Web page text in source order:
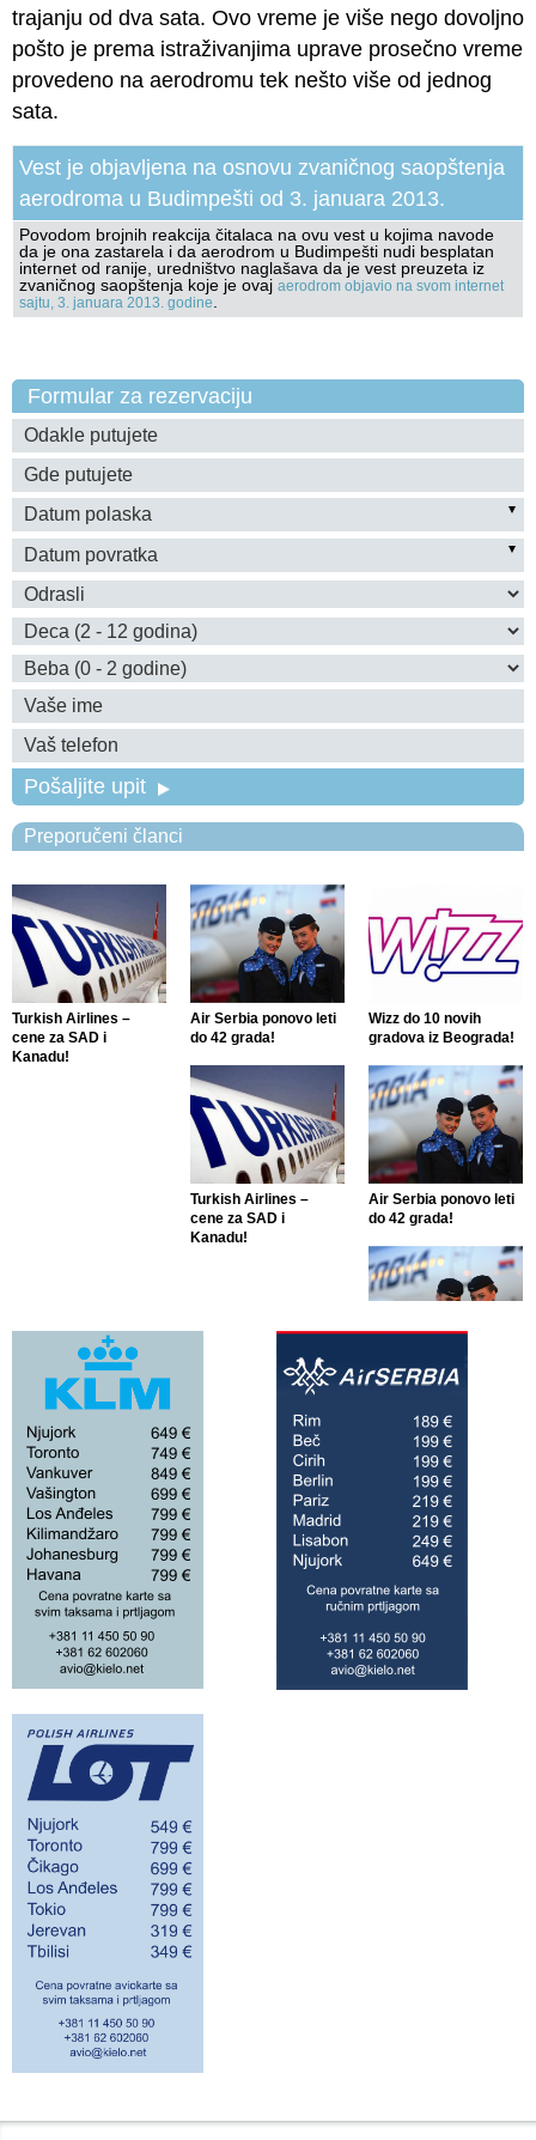
trajanju od dva sata. Ovo vreme je više nego dovoljno
pošto je prema istraživanjima uprave prosečno vreme
provedeno na aerodromu tek nešto više od jednog
sata.
Vest je objavljena na osnovu zvaničnog saopštenja
aerodroma u Budimpešti od 3. januara 2013.
Povodom brojnih reakcija čitalaca na ovu vest u kojima navode
da je ona zastarela i da aerodrom u Budimpešti nudi besplatan
internet od ranije, uredništvo naglašava da je vest preuzeta iz
zvaničnog saopštenja koje je ovaj aerodrom objavio na svom internet
sajtu, 3. januara 2013. godine
Formular za rezervaciju
Pošaljite upit
Preporučeni članci
Turkish Airlines –
cene za SAD i
Kanadu!
Air Serbia ponovo leti
do 42 grada!
Wizz do 10 novih
gradova iz Beograda!
Turkish Airlines –
cene za SAD i
Kanadu!
Air Serbia ponovo leti
do 42 grada!
Air Serbia ponovo leti